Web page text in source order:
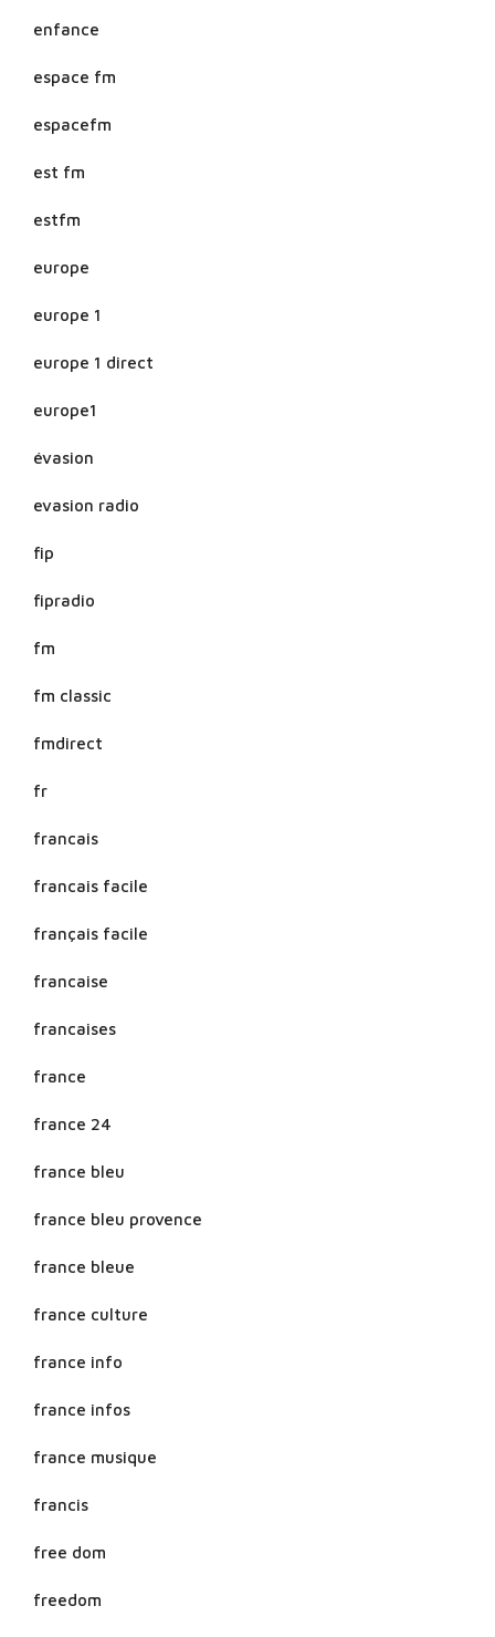
enfance
espace fm
espacefm
est fm
estfm
europe
europe 1
europe 1 direct
europe1
évasion
evasion radio
fip
fipradio
fm
fm classic
fmdirect
fr
francais
francais facile
français facile
francaise
francaises
france
france 24
france bleu
france bleu provence
france bleue
france culture
france info
france infos
france musique
francis
free dom
freedom